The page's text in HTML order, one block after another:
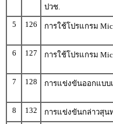
ปวช.
5 126 การใช้โปรแกรม
6
127 การใช้โปรแกรม
7
128 การแข่งขันออกแบบ
8
132 การแข่งขันกล่าวสุน